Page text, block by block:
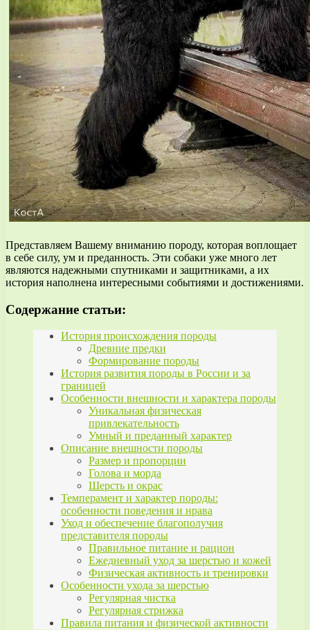
Представляем Вашему вниманию породу, которая воплощает
в себе силу, ум и преданность. Эти собаки уже много лет
являются надежными спутниками и защитниками, а их
история наполнена интересными событиями и достижениями.
Содержание статьи:
История происхождения породы
Древние предки
Формирование породы
История развития породы в России и за
границей
Особенности внешности и характера породы
Уникальная физическая
привлекательность
Умный и преданный характер
Описание внешности породы
Размер и пропорции
Голова и морда
Шерсть и окрас
Темперамент и характер породы:
особенности поведения и нрава
Уход и обеспечение благополучия
представителя породы
Правильное питание и рацион
Ежедневный уход за шерстью и кожей
Физическая активность и тренировки
Особенности ухода за шерстью
Регулярная чистка
Регулярная стрижка
Правила питания и физической активности